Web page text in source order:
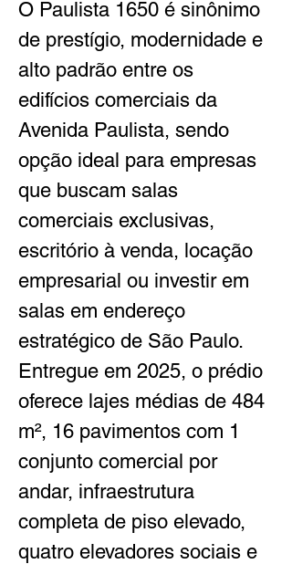
O Paulista 1650 é sinônimo
de prestígio, modernidade e
alto padrão entre os
edifícios comerciais da
Avenida Paulista, sendo
opção ideal para empresas
que buscam salas
comerciais exclusivas,
escritório à venda, locação
empresarial ou investir em
salas em endereço
estratégico de São Paulo.
Entregue em 2025, o prédio
oferece lajes médias de 484
m², 16 pavimentos com 1
conjunto comercial por
andar, infraestrutura
completa de piso elevado,
quatro elevadores sociais e